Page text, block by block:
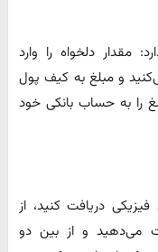
مقدار دلخواه را وارد
و مبلغ به کیف پول
را به حساب بانکی خود
دریافت کنید، از
می‌دهید و از بین دو